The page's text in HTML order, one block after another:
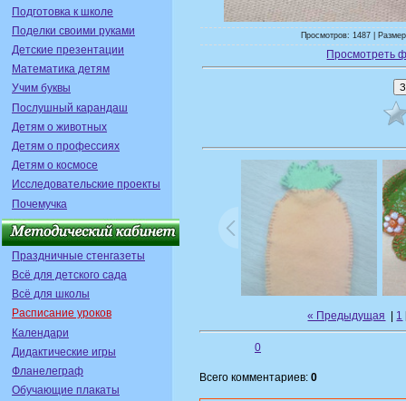
Подготовка к школе
Поделки своими руками
Детские презентации
Математика детям
Учим буквы
Послушный карандаш
Детям о животных
Детям о профессиях
Детям о космосе
Исследовательские проекты
Почемучка
Праздничные стенгазеты
Всё для детского сада
Всё для школы
Расписание уроков
Календари
Дидактические игры
Фланелеграф
Обучающие плакаты
Просмотров: 1487 |
Просмотреть
« Предыдущая 1
0
Всего комментариев: 0